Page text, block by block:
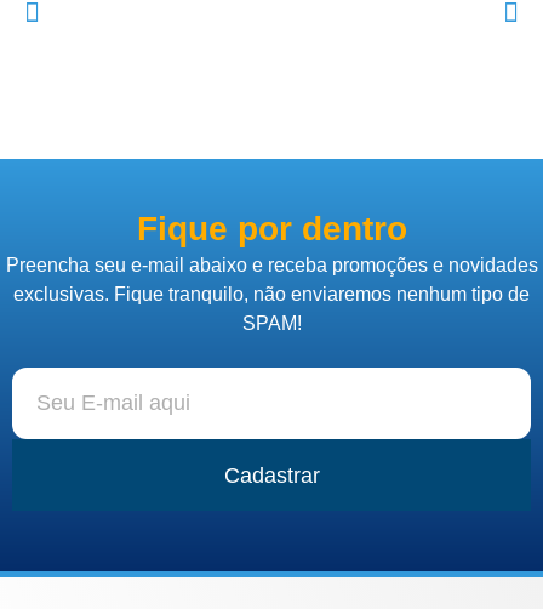
Fique por dentro
Preencha seu e-mail abaixo e receba promoções e novidades
exclusivas. Fique tranquilo, não enviaremos nenhum tipo de
SPAM!
Cadastrar